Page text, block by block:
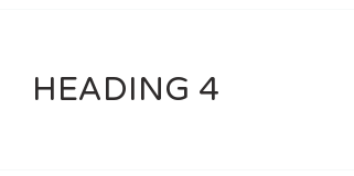
HEADING 4